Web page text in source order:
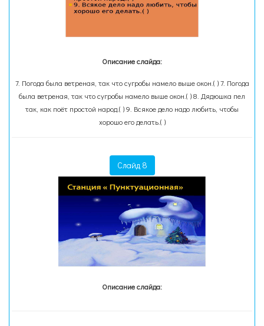
Описание слайда:
7. Погода была ветреная, так что сугробы намело выше окон.( ) 7. Погода
была ветреная, так что сугробы намело выше окон.( ) 8. Дядюшка пел
так, как поёт простой народ.( ) 9. Всякое дело надо любить, чтобы
хорошо его делать.( )
Слайд 8
Описание слайда: